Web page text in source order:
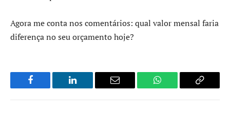
Agora me conta nos comentários: qual valor mensal faria
diferença no seu orçamento hoje?
Facebook LinkedIn Email WhatsApp Copy